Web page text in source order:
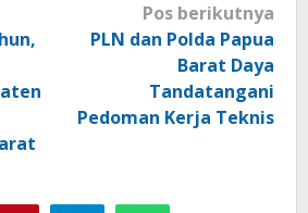
Pos berikutnya
PLN dan Polda Papua
Barat Daya
Tandatangani
Pedoman Kerja Teknis